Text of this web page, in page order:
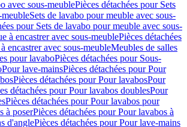
avec sous-meublePièces détachées pour Sets
Sets de lavabo pour meuble avec sous-
pour Sets de lavabo pour meuble avec sous-
à encastrer avec sous-meublePièces détachées
encastrer avec sous-meubleMeubles de salles
pour lavaboPièces détachées pour Sous-
Pour lave-mainsPièces détachées pour Pour
Pièces détachées pour Pour lavabosPour
détachées pour Pour lavabos doublesPour
Pièces détachées pour Pour lavabos pour
à poserPièces détachées pour Pour lavabos à
d'anglePièces détachées pour Pour lave-mains